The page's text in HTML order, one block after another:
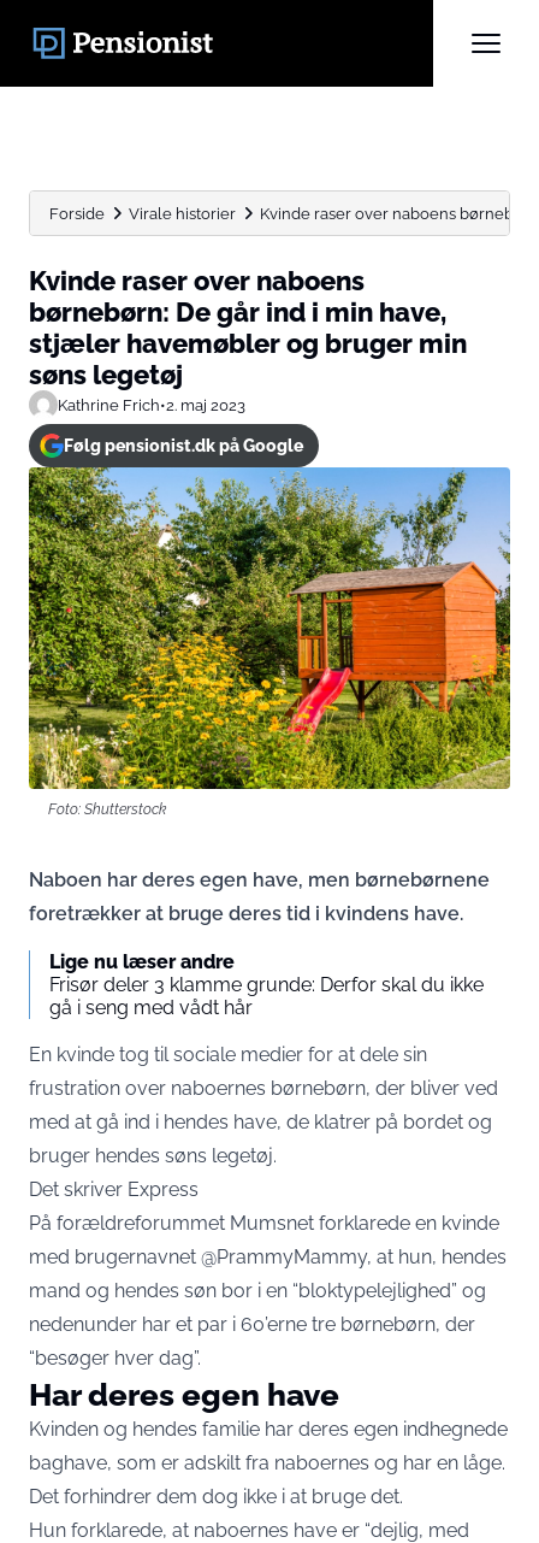
Forside Virale historier Kvinde raser over naboens
Kvinde raser over naboens
børnebørn: De går ind i min have,
stjæler havemøbler og bruger min
søns legetøj
Kathrine Frich•2. maj 2023
Følg pensionist.dk på Google
Foto: Shutterstock
Naboen har deres egen have, men børnebørnene
foretrækker at bruge deres tid i kvindens have.
Lige nu læser andre
Frisør deler 3 klamme grunde: Derfor skal du ikke
gå i seng med vådt hår
En kvinde tog til sociale medier for at dele sin
frustration over naboernes børnebørn, der bliver ved
med at gå ind i hendes have, de klatrer på bordet og
bruger hendes søns legetøj.
Det skriver Express
På forældreforummet Mumsnet forklarede en kvinde
med brugernavnet @PrammyMammy, at hun, hendes
mand og hendes søn bor i en “bloktypelejlighed” og
nedenunder har et par i 60’erne tre børnebørn, der
“besøger hver dag”.
Har deres egen have
Kvinden og hendes familie har deres egen indhegnede
baghave, som er adskilt fra naboernes og har en låge.
Det forhindrer dem dog ikke i at bruge det.
Hun forklarede, at naboernes have er “dejlig, med